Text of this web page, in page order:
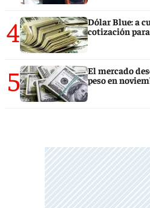
4
Dólar Blue: a
cotización
5
El mercado
peso en